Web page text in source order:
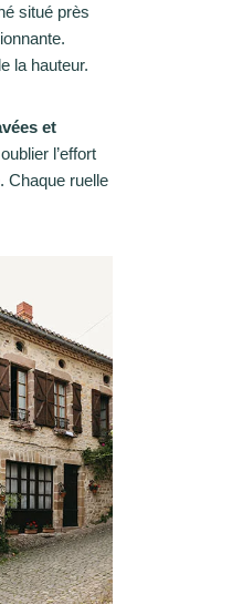
situé près
la hauteur.
et
l’effort
Chaque ruelle